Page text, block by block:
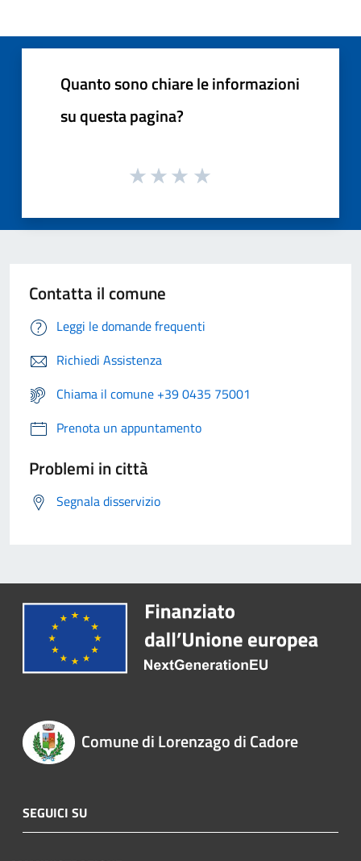
Quanto sono chiare le informazioni
su questa pagina?
Contatta il comune
Leggi le domande frequenti
Richiedi Assistenza
Chiama il comune +39 0435 75001
Prenota un appuntamento
Problemi in città
Segnala disservizio
Comune di Lorenzago di Cadore
SEGUICI SU